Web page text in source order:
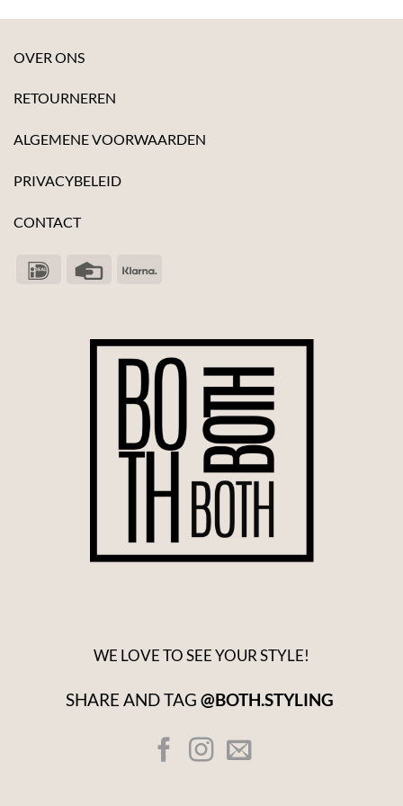
OVER ONS
RETOURNEREN
ALGEMENE VOORWAARDEN
PRIVACYBELEID
CONTACT
WE LOVE TO SEE YOUR STYLE!
SHARE AND TAG @BOTH.STYLING